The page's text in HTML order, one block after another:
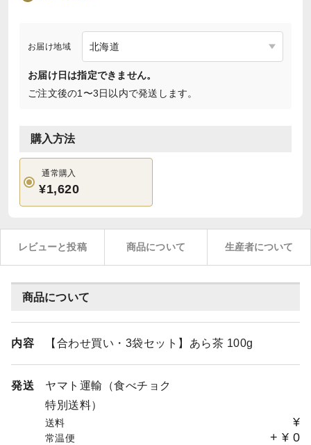
お届け地域
お届け日は指定できません。
ご注文後の1〜3日以内で発送します。
購入方法
通常購入
¥1,620
レビューと投稿 商品について 生産者について
商品について
内容 【合わせ買い・3袋セット】あら茶 100g
発送
ヤマト運輸（食べチョク
特別送料）
送料 ¥
常温便 + ¥ 0